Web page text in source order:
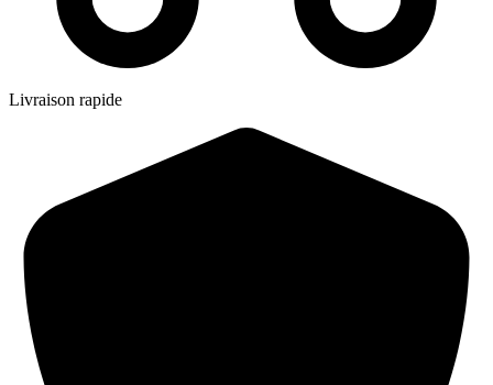
Livraison rapide